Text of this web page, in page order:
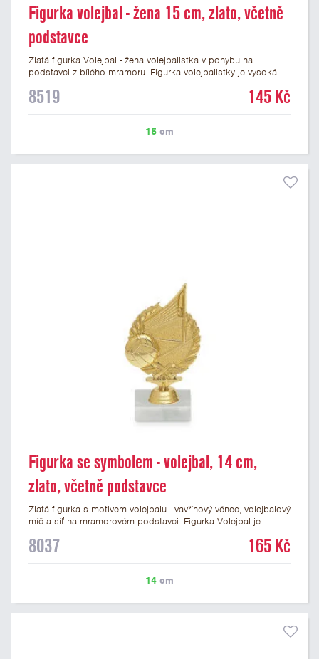
Figurka volejbal - žena 15 cm, zlato, včetně
podstavce
Zlatá figurka Volejbal - žena volejbalistka v pohybu na
podstavci z bílého mramoru. Figurka volejbalistky je vysoká
figurku volejbalistky je možné umístit laserový štítek nebo
na tuto krásnou volejbalovou figurku můžete připojit v prvním
8519 145 Kč
15 cm
Figurka se symbolem - volejbal, 14 cm,
zlato, včetně podstavce
Zlatá figurka s motivem volejbalu - vavřínový věnec, volejbalový
míč a síť na mramorovém podstavci. Figurka Volejbal je
štítek s vlastním textem a nebo logem volejbalového klubu či
můžete přiložit v prvním kroku objednávky.
8037 165 Kč
14 cm